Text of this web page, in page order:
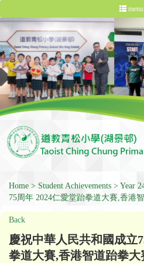
menu
Home Student Achievements Year
75周年 2024仁愛堂跆拳道大賽,香港
Back
慶祝中華人民共和國成立
拳道大賽,香港智道跆拳大